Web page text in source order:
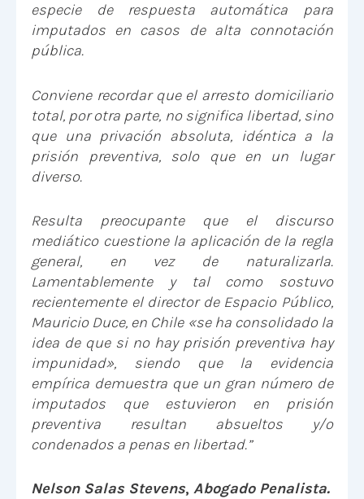
especie de respuesta automática para
imputados en casos de alta connotación
pública.
Conviene recordar que el arresto domiciliario
total, por otra parte, no significa libertad, sino
que una privación absoluta, idéntica a la
prisión preventiva, solo que en un lugar
diverso.
Resulta preocupante que el discurso
mediático cuestione la aplicación de la regla
general, en vez de naturalizarla.
Lamentablemente y tal como sostuvo
recientemente el director de Espacio Público,
Mauricio Duce, en Chile «se ha consolidado la
idea de que si no hay prisión preventiva hay
impunidad», siendo que la evidencia
empírica demuestra que un gran número de
imputados que estuvieron en prisión
preventiva resultan absueltos y/o
condenados a penas en libertad.”
Nelson Salas Stevens,Abogado Penalista.